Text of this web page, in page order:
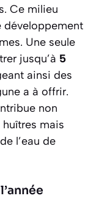
Ce milieu
développement
Une seule
jusqu’à 5
ainsi des
a à offrir.
non
mais
l’eau de